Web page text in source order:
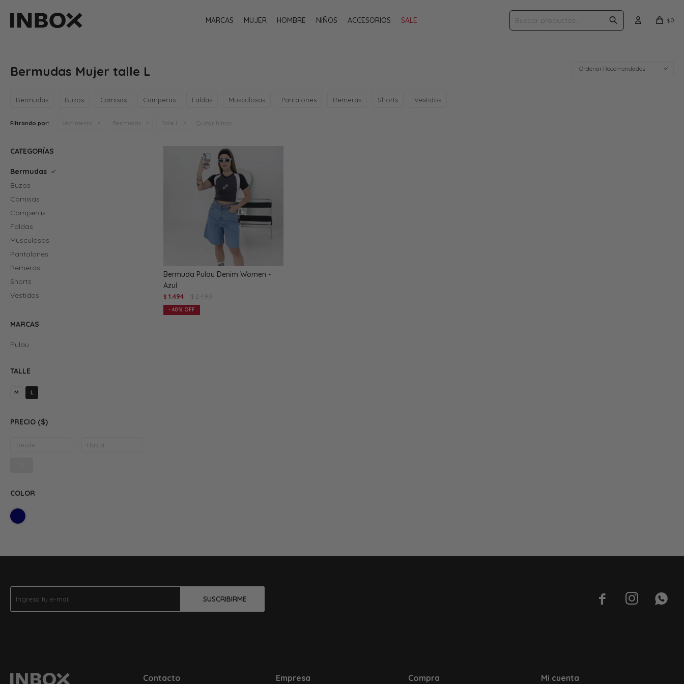
MARCAS MUJER HOMBRE NIÑOS ACCESORIOS SALE $0
Bermudas Mujer talle L Recomendados
Bermudas Buzos Camisas Camperas Faldas Musculosas Pantalones Remeras Shorts Vestidos
Filtrando por: Vestimenta Bermudas Talle L Quitar filtros
Bermuda Pulau Denim Women -
Azul
$ 1.494 $ 2.490
40
CATEGORÍAS
Bermudas
Buzos
Camisas
Camperas
Faldas
Musculosas
Pantalones
Remeras
Shorts
Vestidos
MARCAS
Pulau
TALLE
M L
PRECIO ($)
COLOR
SUSCRIBIRME   
Contacto Empresa Compra Mi cuenta